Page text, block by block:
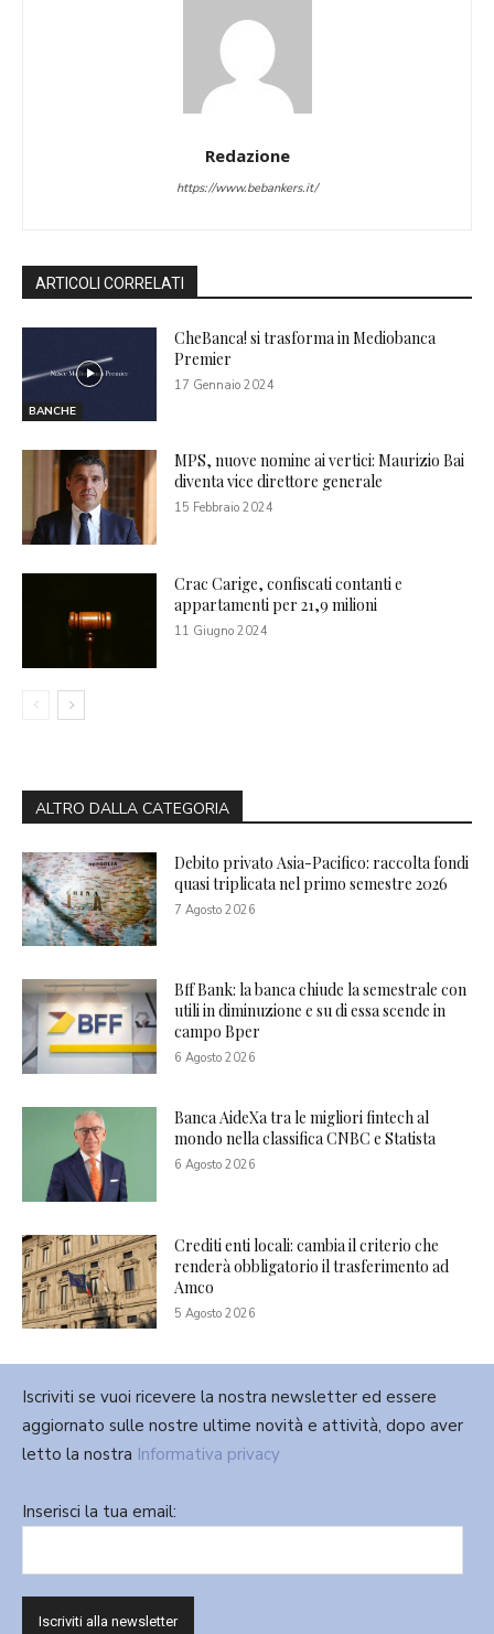
Redazione
https://www.bebankers.it/
ARTICOLI CORRELATI
BANCHE
CheBanca! si trasforma in Mediobanca
Premier
17 Gennaio 2024
MPS, nuove nomine ai vertici: Maurizio Bai
diventa vice direttore generale
15 Febbraio 2024
Crac Carige, confiscati contanti e
appartamenti per 21,9 milioni
11 Giugno 2024
ALTRO DALLA CATEGORIA
Debito privato Asia-Pacifico: raccolta fondi
quasi triplicata nel primo semestre 2026
7 Agosto 2026
Bff Bank: la banca chiude la semestrale con
utili in diminuzione e su di essa scende in
campo Bper
6 Agosto 2026
Banca AideXa tra le migliori fintech al
mondo nella classifica CNBC e Statista
6 Agosto 2026
Crediti enti locali: cambia il criterio che
renderà obbligatorio il trasferimento ad
Amco
5 Agosto 2026
Iscriviti se vuoi ricevere la nostra newsletter ed essere
aggiornato sulle nostre ultime novità e attività, dopo aver
letto la nostra Informativa privacy
Inserisci la tua email: